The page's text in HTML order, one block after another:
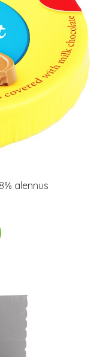
alennus